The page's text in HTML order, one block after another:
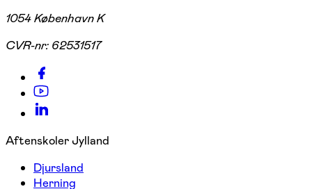
1054 København K
CVR-nr: 62531517
Aftenskoler Jylland
Djursland
Herning